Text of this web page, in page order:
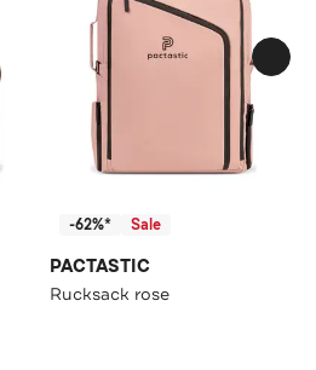
-62%* Sale
PACTASTIC
Rucksack rose